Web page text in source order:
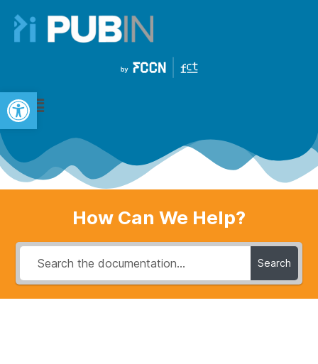
Open toolbar
How Can We Help?
Search